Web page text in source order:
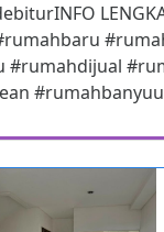
#rumahdijual